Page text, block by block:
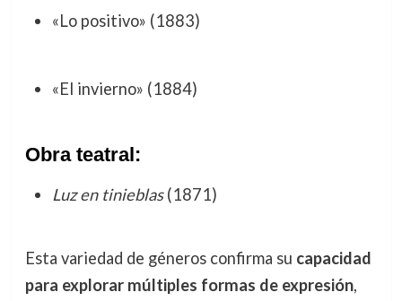
«Lo positivo» (1883)
«El invierno» (1884)
Obra teatral:
Luz en tinieblas(1871)
Esta variedad de géneros confirma su capacidad
para explorar múltiples formas de expresión,